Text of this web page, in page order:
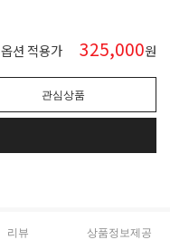
옵션 적용가 325,000원
관심상품
리뷰 상품정보제공